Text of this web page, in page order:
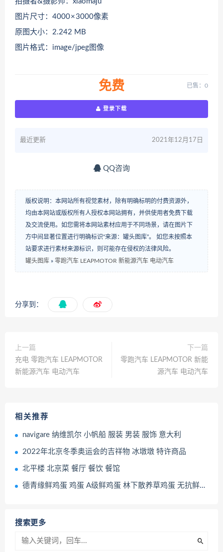
图片尺寸：4000 × 3000像素
原图大小：2.242 MB
图片格式：image/jpeg图像
免费 已售：0
登录下载
最近更新 2021年12月17日
QQ咨询
版权说明：本网站所有视觉素材，除有明确标明的付费资源外，
均由本网站或版权所有人授权本网站拥有，并供使用者免费下载
及交流使用。如您需将本网站素材应用于不同场景，请在图片下
方中间显著位置进行明确标识“来源：罐头图库”。 如您未按照本
站要求进行素材来源标识，则可能存在侵权的法律风险。
罐头图库 » 零跑汽车 LEAPMOTOR 新能源汽车 电动汽车
分享到：
上一篇
充电 零跑汽车 LEAPMOTOR
新能源汽车 电动汽车
下一篇
零跑汽车 LEAPMOTOR 新能
源汽车 电动汽车
相关推荐
navigare 纳维凯尔 小帆船 服装 男装 服饰 意大利
2022年北京冬季奥运会的吉祥物 冰墩墩 特许商品
北平楼 北京菜 餐厅 餐饮 餐馆
德青缘鲜鸡蛋 鸡蛋 A级鲜鸡蛋 林下散养草鸡蛋 无抗鲜鸡蛋
搜索更多